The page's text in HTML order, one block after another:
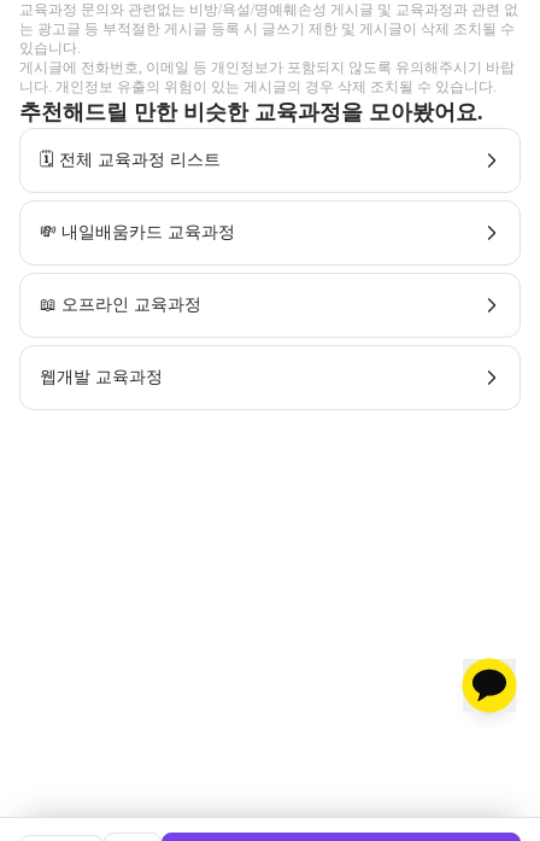
교육과정 문의와 관련없는 비방/욕설/명예훼손성 게시글 및 교육과정과 관련 없
는 광고글 등 부적절한 게시글 등록 시 글쓰기 제한 및 게시글이 삭제 조치될 수
있습니다.
게시글에 전화번호, 이메일 등 개인정보가 포함되지 않도록 유의해주시기 바랍
니다. 개인정보 유출의 위험이 있는 게시글의 경우 삭제 조치될 수 있습니다.
추천해드릴 만한 비슷한 교육과정을 모아봤어요.
🗓️ 전체 교육과정 리스트
💸 내일배움카드 교육과정
📖 오프라인 교육과정
웹개발 교육과정
캠프 요약 정보와 상세 도우미, 북마크, 신청 버튼을 제공한다.